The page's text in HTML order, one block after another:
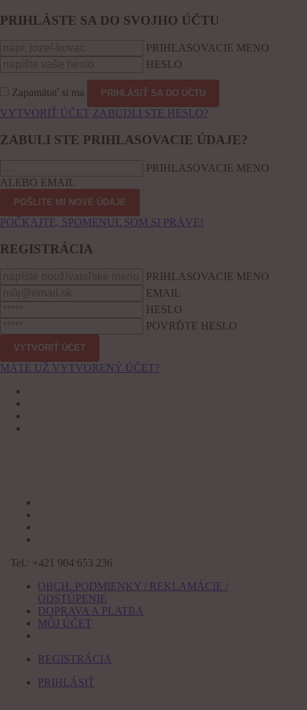
PRIHLÁSTE SA DO SVOJHO ÚČTU
PRIHLASOVACIE MENO
HESLO
Zapamätať si ma
VYTVORIŤ ÚČET ZABUDLI STE HESLO?
ZABULI STE PRIHLASOVACIE ÚDAJE?
PRIHLASOVACIE MENO
ALEBO EMAIL
POČKAJTE, SPOMENUL SOM SI PRÁVE!
REGISTRÁCIA
PRIHLASOVACIE MENO
EMAIL
HESLO
POVRĎTE HESLO
MÁTE UŽ VYTVORENÝ ÚČET?
Tel.: +421 904 653 236
OBCH. PODMIENKY / REKLAMÁCIE /
ODSTÚPENIE
DOPRAVA A PLATBA
MÔJ ÚČET
REGISTRÁCIA
PRIHLÁSIŤ